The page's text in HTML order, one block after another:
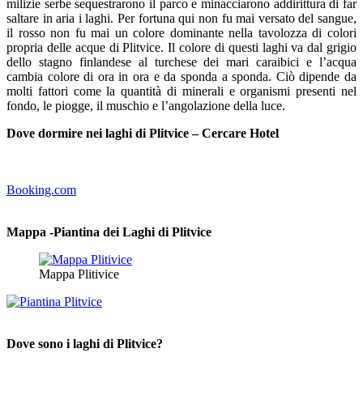
milizie serbe sequestrarono il parco e minacciarono addirittura di far
saltare in aria i laghi. Per fortuna qui non fu mai versato del sangue,
il rosso non fu mai un colore dominante nella tavolozza di colori
propria delle acque di Plitvice. Il colore di questi laghi va dal grigio
dello stagno finlandese al turchese dei mari caraibici e l’acqua
cambia colore di ora in ora e da sponda a sponda. Ciò dipende da
molti fattori come la quantità di minerali e organismi presenti nel
fondo, le piogge, il muschio e l’angolazione della luce.
Dove dormire nei laghi di Plitvice – Cercare Hotel
Booking.com
Mappa -Piantina dei Laghi di Plitvice
Mappa Plitivice
Dove sono i laghi di Plitvice?